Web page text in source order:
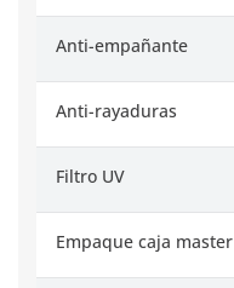
Anti-empañante
Anti-rayaduras
Filtro UV
Empaque caja master